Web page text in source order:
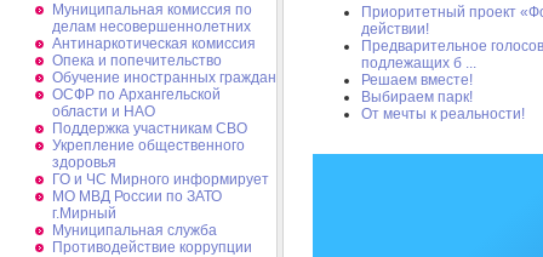
Муниципальная комиссия по
делам несовершеннолетних
Антинаркотическая комиссия
Опека и попечительство
Обучение иностранных граждан
ОСФР по Архангельской
области и НАО
Поддержка участникам СВО
Укрепление общественного
здоровья
ГО и ЧС Мирного информирует
МО МВД России по ЗАТО
г.Мирный
Муниципальная cлужба
Противодействие коррупции
Приоритетный проект
действии!
Предварительное
подлежащих б ...
Решаем вместе!
Выбираем парк!
От мечты к реальности!